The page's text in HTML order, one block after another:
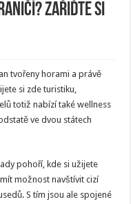
Zařiďte si
tvořeny horami a právě
si zde turistiku,
totiž nabízí také wellness
ve dvou státech
pohoří, kde si užijete
možnost navštívit cizí
S tím jsou ale spojené